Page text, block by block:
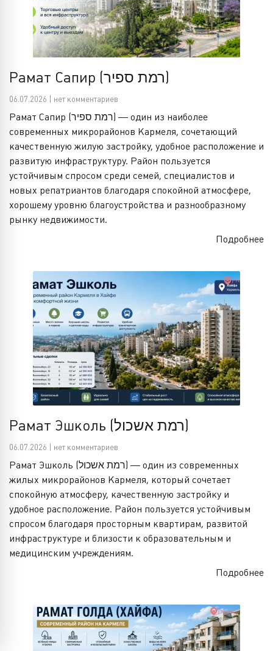
Рамат Сапир (רמת ספיר)
06.07.2026 | нет комментариев
Рамат Сапир (רמת ספיר) — один из наиболее
современных микрорайонов Кармеля, сочетающий
качественную жилую застройку, удобное расположение и
развитую инфраструктуру. Район пользуется
устойчивым спросом среди семей, специалистов и
новых репатриантов благодаря спокойной атмосфере,
хорошему уровню благоустройства и разнообразному
рынку недвижимости.
Подробнее
Рамат Эшколь (רמת אשכול)
06.07.2026 | нет комментариев
Рамат Эшколь (רמת אשכול) — один из современных
жилых микрорайонов Кармеля, который сочетает
спокойную атмосферу, качественную застройку и
удобное расположение. Район пользуется устойчивым
спросом благодаря просторным квартирам, развитой
инфраструктуре и близости к образовательным и
медицинским учреждениям.
Подробнее